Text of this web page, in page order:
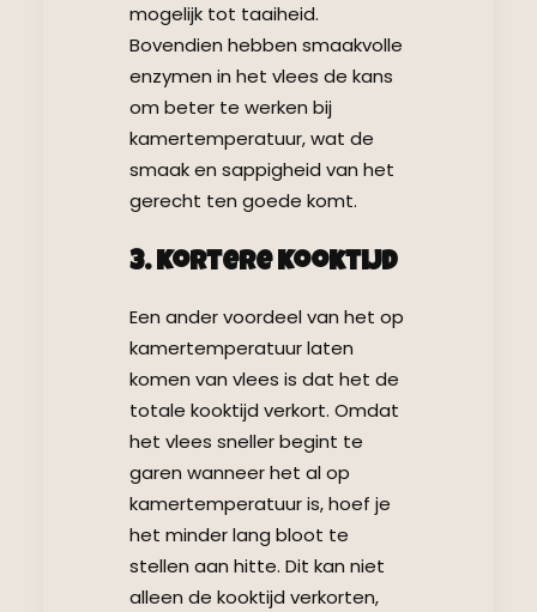
mogelijk tot taaiheid.
Bovendien hebben smaakvolle
enzymen in het vlees de kans
om beter te werken bij
kamertemperatuur, wat de
smaak en sappigheid van het
gerecht ten goede komt.
3. Kortere Kooktijd
Een ander voordeel van het op
kamertemperatuur laten
komen van vlees is dat het de
totale kooktijd verkort. Omdat
het vlees sneller begint te
garen wanneer het al op
kamertemperatuur is, hoef je
het minder lang bloot te
stellen aan hitte. Dit kan niet
alleen de kooktijd verkorten,